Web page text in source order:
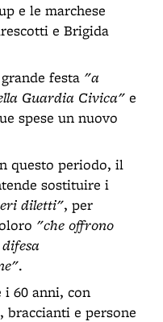
e le marchese
e Brigida
festa "a
Guardia Civica" e
spese un nuovo
questo periodo, il
sostituire i
diletti", per
"che offrono
.
60 anni, con
e persone